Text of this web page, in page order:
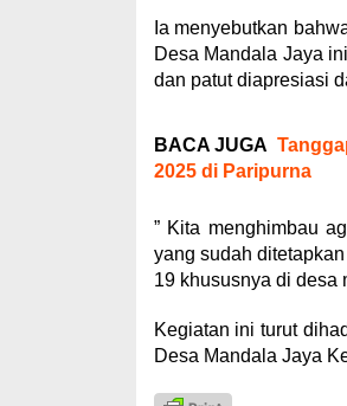
Ia menyebutkan
Desa Mandala Jaya
dan patut diapresiasi
BACA JUGA
2025 di Paripurna
” Kita menghimbau
yang sudah
19 khususnya di desa
Kegiatan ini turut
Desa Mandala Jaya